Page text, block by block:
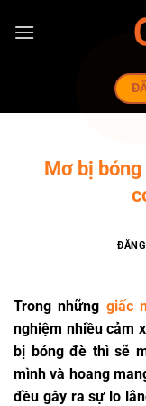
qua
Mơ bị
Trong những giấc
nghiệm nhiều cảm
bị bóng đè thì sẽ
mình và hoang
đều gây ra sự lo